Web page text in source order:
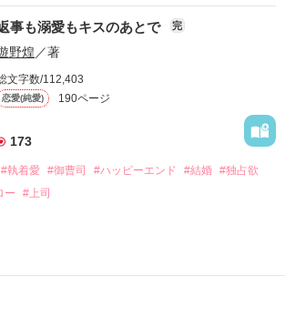
しよう』と真っ直ぐに告げてきた。
に、好きという気持ちを隠すことなく
は美桜がストーカー被害に
る。
平は同居を提案してきて――。
お)
っぺい)
て前の職場でうまくいかなかった梅田美
行をしていたところ、日本人美青年と出会
一夜限りの関係となる。
しい職場でワンナイトした美青年と再会。
、とある財閥御曹司にも関わらず、一族を離
鋭の実業家、社内でも冷徹だと評判な社長
だったのだ――！
い猫の世話係を命じられた美桜は、猫の世
の関係となってしまい――？
事も溺愛もキスのあとで 完
野煌 ／著
文字数/112,403
恋愛(純愛) 190ページ
173
#執着愛 #御曹司 #ハッピーエンド #結婚 #独占欲
ー #上司
で働いている。
石垣守（26）がいるのだが、後輩の姫原由